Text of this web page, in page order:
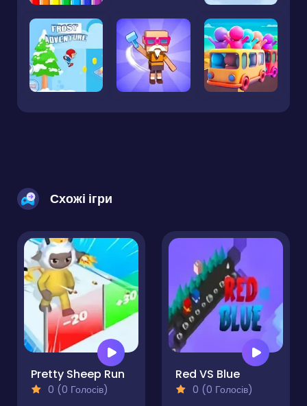
Схожі ігри
Pretty Sheep Run
0 (0 Голосів)
Red VS Blue
0 (0 Голосів)